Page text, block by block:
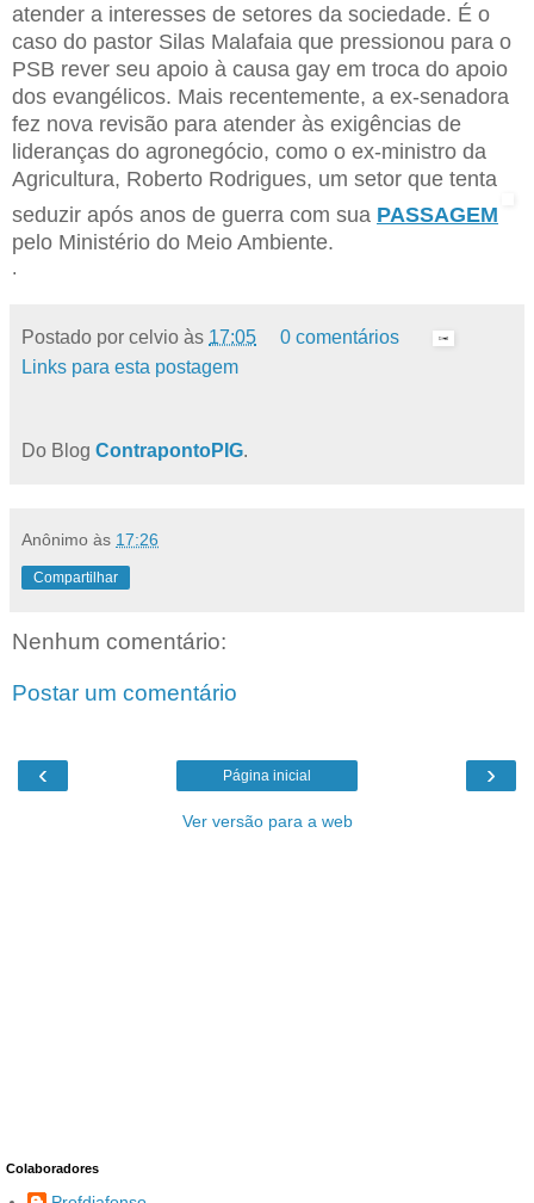
atender a interesses de setores da sociedade. É o
caso do pastor Silas Malafaia que pressionou para o
PSB rever seu apoio à causa gay em troca do apoio
dos evangélicos. Mais recentemente, a ex-senadora
fez nova revisão para atender às exigências de
lideranças do agronegócio, como o ex-ministro da
Agricultura, Roberto Rodrigues, um setor que tenta
seduzir após anos de guerra com sua PASSAGEM
pelo Ministério do Meio Ambiente.
.
Postado por celvio às 17:05
0 comentários
Links para esta postagem
Do Blog ContrapontoPIG.
Anônimo às 17:26
Compartilhar
Nenhum comentário:
Postar um comentário
‹ ›
Página inicial
Ver versão para a web
Colaboradores